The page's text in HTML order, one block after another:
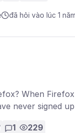
đã hỏi vào lúc 1
When
never signed
1 229